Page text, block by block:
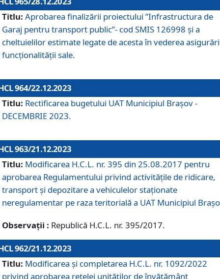
Titlu: Aprobarea finalizării proiectului ”Infrastructura de
Garaj pentru transport public”- cod SMIS 126998 și a
cheltuielilor estimate legate de acesta în vederea
funcționalității sale.
964/22.12.2023
Titlu: Rectificarea bugetului UAT Municipiul Braşov -
DECEMBRIE 2023.
963/21.12.2023
Titlu: Modificarea H.C.L. nr. 395 din 25.08.2017 pentru
aprobarea Regulamentului privind activitățile de ridicare,
transport şi depozitare a vehiculelor staționate
neregulamentar pe raza teritorială a UAT Municipiul
Observații : Republică H.C.L. nr. 395/2017.
962/21.12.2023
Titlu: Modificarea și completarea H.C.L. nr. 1092/2022
privind aprobarea rețelei unităților de învăţământ